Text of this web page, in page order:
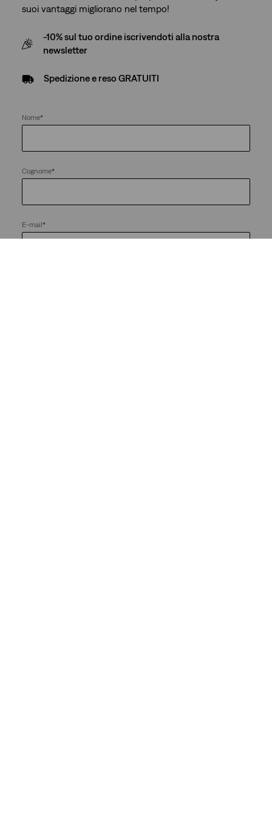
suoi vantaggi migliorano nel tempo!
-10% sul tuo ordine iscrivendoti alla nostra
newsletter
Spedizione e reso GRATUITI
Nome*
Cognome*
E-mail*